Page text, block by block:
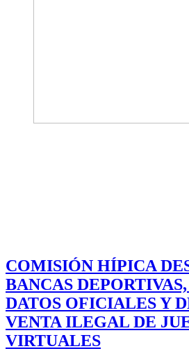
COMISIÓN HÍPICA
BANCAS
DATOS OFICIALES Y
VENTA ILEGAL DE
VIRTUALES